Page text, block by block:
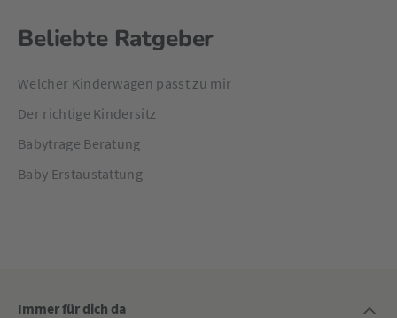
Beliebte Ratgeber
Welcher Kinderwagen passt zu mir
Der richtige Kindersitz
Babytrage Beratung
Baby Erstaustattung
Immer für dich da